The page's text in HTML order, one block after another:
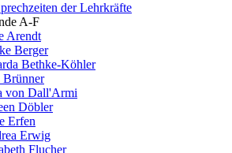
der Lehrkräfte
A-F
Arendt
Berger
Bethke-Köhler
Brünner
von Dall'Armi
Döbler
Erfen
Erwig
Flucher